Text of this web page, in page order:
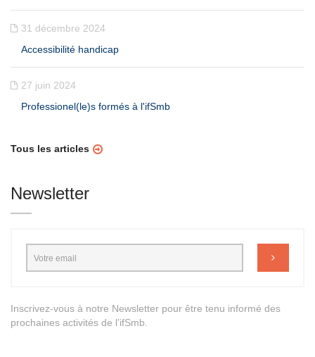
31 décembre 2024
Accessibilité handicap
27 juin 2024
Professionel(le)s formés à l'ifSmb
Tous les articles
Newsletter
Inscrivez-vous à notre Newsletter pour être tenu informé des
prochaines activités de l’ifSmb.